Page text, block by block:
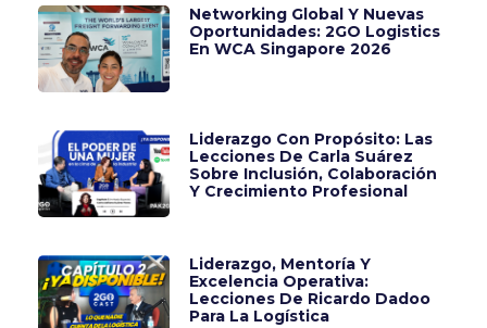
Networking Global Y Nuevas
Oportunidades: 2GO Logistics
En WCA Singapore 2026
Liderazgo Con Propósito: Las
Lecciones De Carla Suárez
Sobre Inclusión, Colaboración
Y Crecimiento Profesional
Liderazgo, Mentoría Y
Excelencia Operativa:
Lecciones De Ricardo Dadoo
Para La Logística